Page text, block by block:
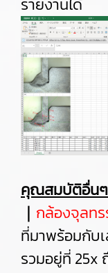
คุณสมบัติอื่นๆ
｜ กล้องจุลท
ที่มาพร้อมกับ
รวมอยู่ที่ 25x